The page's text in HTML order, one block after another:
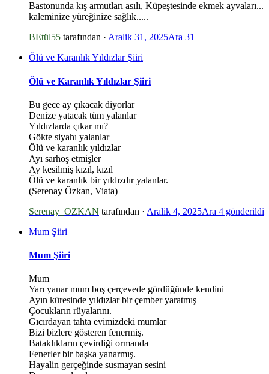
Bastonunda kış armutları asılı, Küpeştesinde ekmek ayvaları...
kaleminize yüreğinize sağlık.....
BEtül55 tarafından · Aralik 31, 2025Ara 31
Ölü ve Karanlık Yıldızlar Şiiri
Ölü ve Karanlık Yıldızlar Şiiri
Bu gece ay çıkacak diyorlar
Denize yatacak tüm yalanlar
Yıldızlarda çıkar mı?
Gökte siyahı yalanlar
Ölü ve karanlık yıldızlar
Ayı sarhoş etmişler
Ay kesilmiş kızıl, kızıl
Ölü ve karanlık bir yıldızdır yalanlar.
(Serenay Özkan, Viata)
Serenay_OZKAN tarafından · Aralik 4, 2025Ara 4 gönderildi
Mum Şiiri
Mum Şiiri
Mum
Yarı yanar mum boş çerçevede gördüğünde kendini
Ayın küresinde yıldızlar bir çember yaratmış
Çocukların rüyalarını.
Gıcırdayan tahta evimizdeki mumlar
Bizi bizlere gösteren fenermiş.
Bataklıkların çevirdiği ormanda
Fenerler bir başka yanarmış.
Hayalin gerçeğinde susmayan sesini